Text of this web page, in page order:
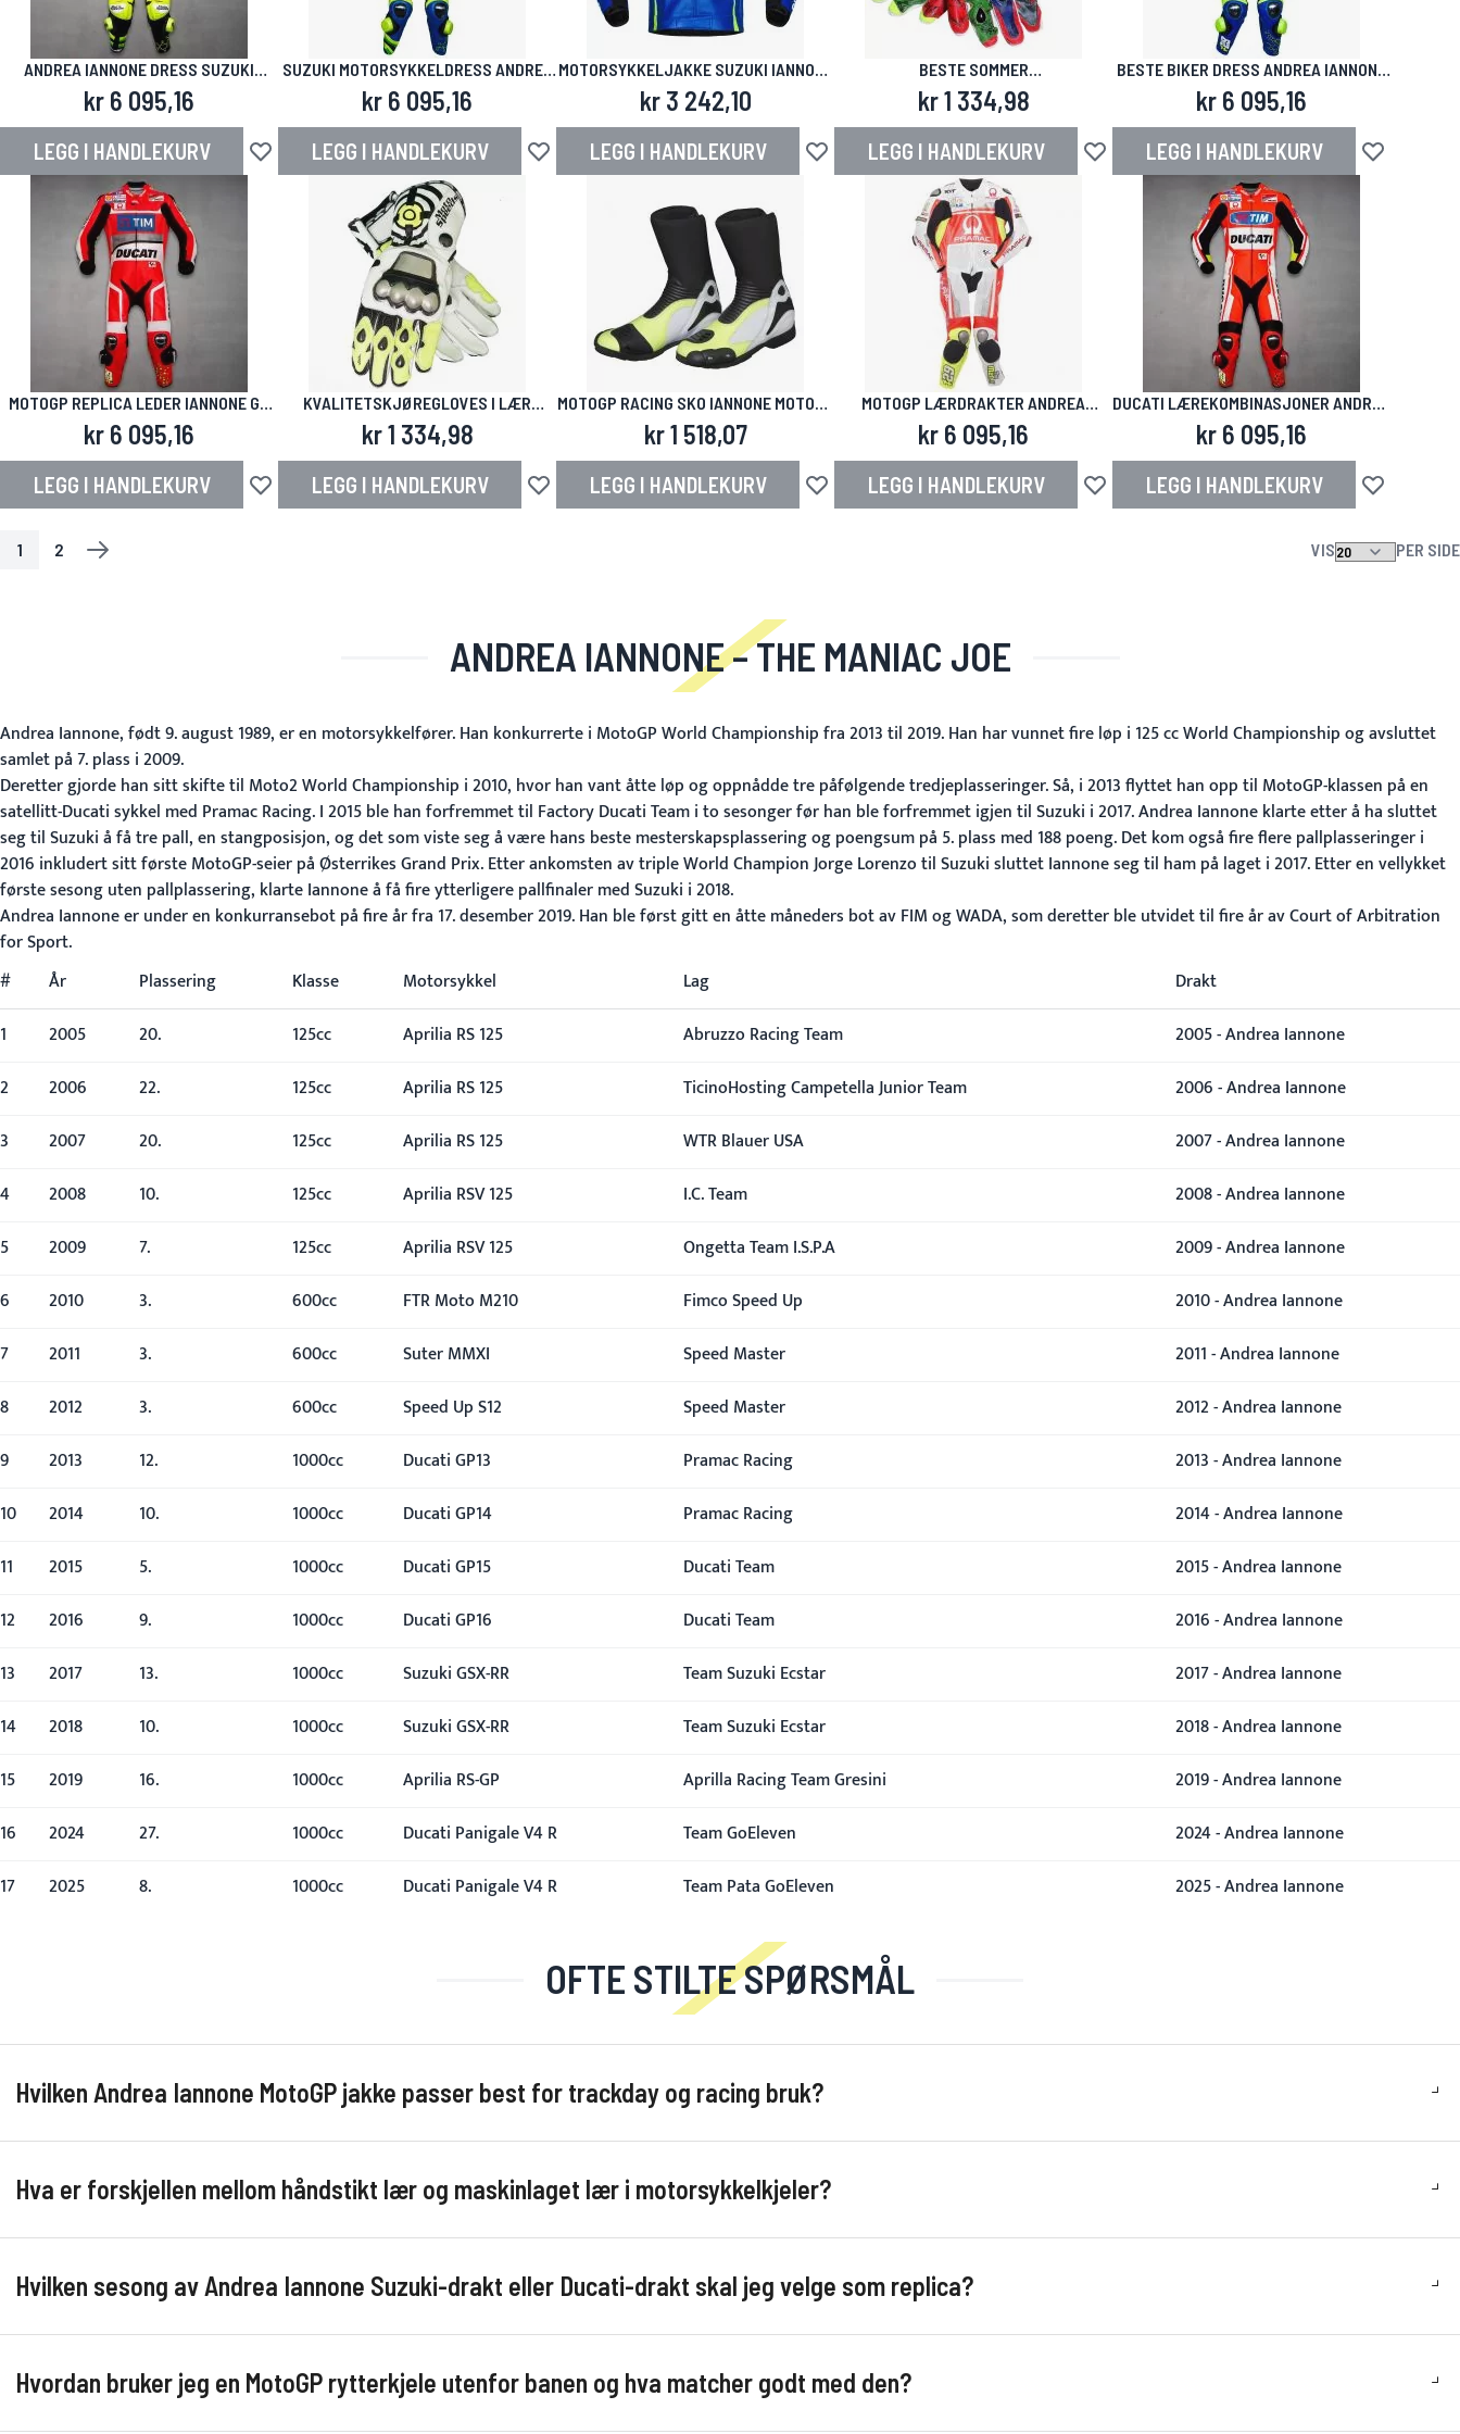
ANDREA IANNONE DRESS SUZUKI
MOTOGP 2018
kr 6 095,16
LEGG I HANDLEKURV Legg til i ønskeliste
SUZUKI MOTORSYKKELDRESS ANDREA
IANNONE
kr 6 095,16
LEGG I HANDLEKURV Legg til i ønskeliste
MOTORSYKKELJAKKE SUZUKI IANNONE
GP 2017
kr 3 242,10
LEGG I HANDLEKURV Legg til i ønskeliste
BESTE SOMMER
MOTORSYKKELHANSKER MOTOGP 2012
kr 1 334,98
LEGG I HANDLEKURV Legg til i ønskeliste
BESTE BIKER DRESS ANDREA IANNONE
GP 2017
kr 6 095,16
LEGG I HANDLEKURV Legg til i
MOTOGP REPLICA LEDER IANNONE GP
2016
kr 6 095,16
LEGG I HANDLEKURV Legg til i ønskeliste
KVALITETSKJØREGLOVES I LÆR
IANNONE GP 2015
kr 1 334,98
LEGG I HANDLEKURV Legg til i ønskeliste
MOTOGP RACING SKO IANNONE MOTOGP
2015
kr 1 518,07
LEGG I HANDLEKURV Legg til i ønskeliste
MOTOGP LÆRDRAKTER ANDREA
IANNONE 2014
kr 6 095,16
LEGG I HANDLEKURV Legg til i ønskeliste
DUCATI LÆREKOMBINASJONER ANDREA
IANNONE 2015
kr 6 095,16
LEGG I HANDLEKURV Legg til i
SIDEYOU'RE CURRENTLY READING PAGE
1
SIDE
2
SIDE
NESTE
VIS PER SIDE
ANDREA IANNONE – THE MANIAC JOE
Andrea Iannone, født 9. august 1989, er en motorsykkelfører. Han konkurrerte i MotoGP World Championship fra 2013 til 2019. Han har vunnet fire løp i 125 cc World Championship og avsluttet
samlet på 7. plass i 2009.
Deretter gjorde han sitt skifte til Moto2 World Championship i 2010, hvor han vant åtte løp og oppnådde tre påfølgende tredjeplasseringer. Så, i 2013 flyttet han opp til MotoGP-klassen på en
satellitt-Ducati sykkel med Pramac Racing. I 2015 ble han forfremmet til Factory Ducati Team i to sesonger før han ble forfremmet igjen til Suzuki i 2017. Andrea Iannone klarte etter å ha sluttet
seg til Suzuki å få tre pall, en stangposisjon, og det som viste seg å være hans beste mesterskapsplassering og poengsum på 5. plass med 188 poeng. Det kom også fire flere pallplasseringer i
2016 inkludert sitt første MotoGP-seier på Østerrikes Grand Prix. Etter ankomsten av triple World Champion Jorge Lorenzo til Suzuki sluttet Iannone seg til ham på laget i 2017. Etter en vellykket
første sesong uten pallplassering, klarte Iannone å få fire ytterligere pallfinaler med Suzuki i 2018.
Andrea Iannone er under en konkurransebot på fire år fra 17. desember 2019. Han ble først gitt en åtte måneders bot av FIM og WADA, som deretter ble utvidet til fire år av Court of Arbitration
for Sport.
#
År Plassering Klasse Motorsykkel Lag
Drakt
1
2005 20. 125cc Aprilia RS 125 Abruzzo Racing Team
2005 - Andrea Iannone
2
2006 22. 125cc Aprilia RS 125 TicinoHosting Campetella Junior Team
2006 - Andrea Iannone
3
2007 20. 125cc Aprilia RS 125 WTR Blauer USA
2007 - Andrea Iannone
4
2008 10. 125cc Aprilia RSV 125 I.C. Team
2008 - Andrea Iannone
5
2009 7. 125cc Aprilia RSV 125 Ongetta Team I.S.P.A
2009 - Andrea Iannone
6
2010 3. 600cc FTR Moto M210 Fimco Speed Up
2010 - Andrea Iannone
7
2011 3. 600cc Suter MMXI Speed Master
2011 - Andrea Iannone
8
2012 3. 600cc Speed Up S12 Speed Master
2012 - Andrea Iannone
9
2013 12. 1000cc Ducati GP13 Pramac Racing
2013 - Andrea Iannone
10
2014 10. 1000cc Ducati GP14 Pramac Racing
2014 - Andrea Iannone
11
2015 5. 1000cc Ducati GP15 Ducati Team
2015 - Andrea Iannone
12
2016 9. 1000cc Ducati GP16 Ducati Team
2016 - Andrea Iannone
13
2017 13. 1000cc Suzuki GSX-RR Team Suzuki Ecstar
2017 - Andrea Iannone
14
2018 10. 1000cc Suzuki GSX-RR Team Suzuki Ecstar
2018 - Andrea Iannone
15
2019 16. 1000cc Aprilia RS-GP Aprilla Racing Team Gresini
2019 - Andrea Iannone
16
2024 27. 1000cc Ducati Panigale V4 R Team GoEleven
2024 - Andrea Iannone
17
2025 8. 1000cc Ducati Panigale V4 R Team Pata GoEleven 2025 - Andrea Iannone
OFTE STILTE SPØRSMÅL
Hvilken Andrea Iannone MotoGP jakke passer best for trackday og racing bruk?
Hva er forskjellen mellom håndstikt lær og maskinlaget lær i motorsykkelkjeler?
Hvilken sesong av Andrea Iannone Suzuki-drakt eller Ducati-drakt skal jeg velge som replica?
Hvordan bruker jeg en MotoGP rytterkjele utenfor banen og hva matcher godt med den?